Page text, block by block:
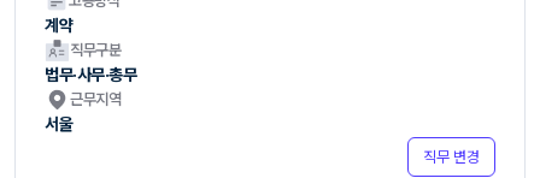
계약
직무구분
법무·사무·총무
근무지역
서울
직무 변경